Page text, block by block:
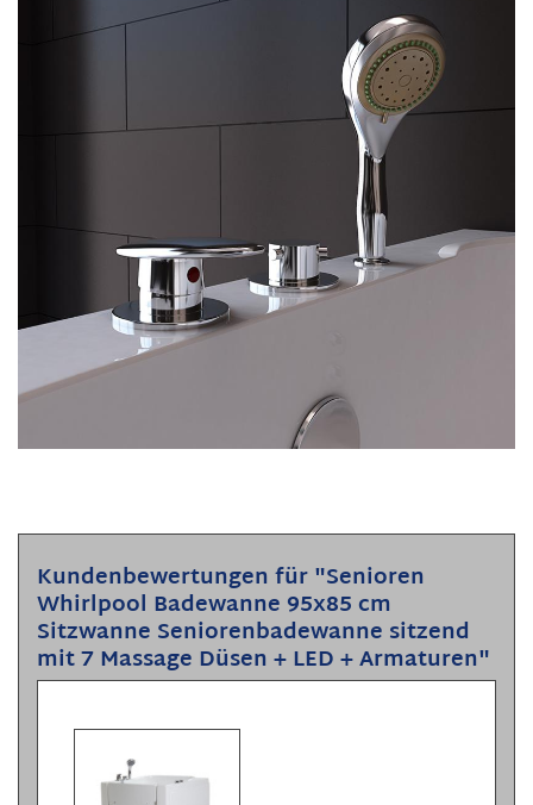
Kundenbewertungen für "Senioren
Whirlpool Badewanne 95x85 cm
Sitzwanne Seniorenbadewanne sitzend
mit 7 Massage Düsen + LED + Armaturen"